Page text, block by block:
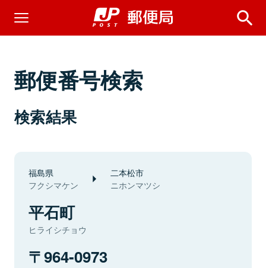
郵便番号検索
検索結果
福島県
フクシマケン
二本松市
ニホンマツシ
平石町
ヒライシチョウ
964-0973